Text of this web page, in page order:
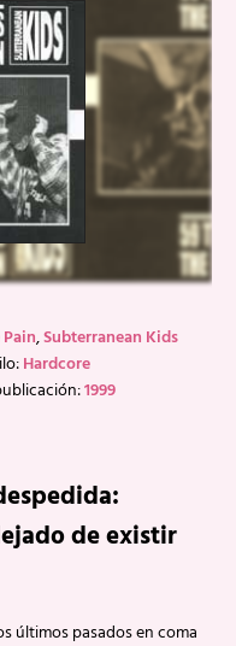
,Subterranean Kids
Hardcore
1999
de existir
últimos pasados en coma